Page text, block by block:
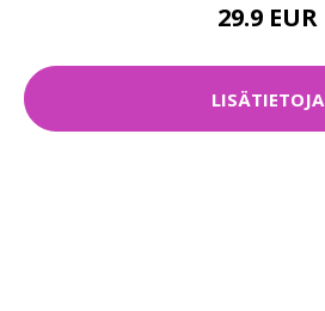
29.9 EUR
LISÄTIETOJA